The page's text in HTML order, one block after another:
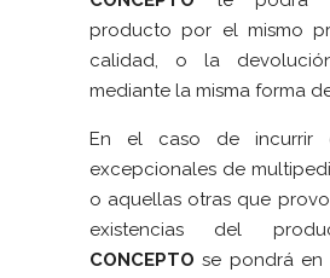
producto por el mismo
calidad, o la
mediante la misma forma
En el caso de incurrir
excepcionales de
o aquellas otras que
existencias del
CONCEPTOse pondrá